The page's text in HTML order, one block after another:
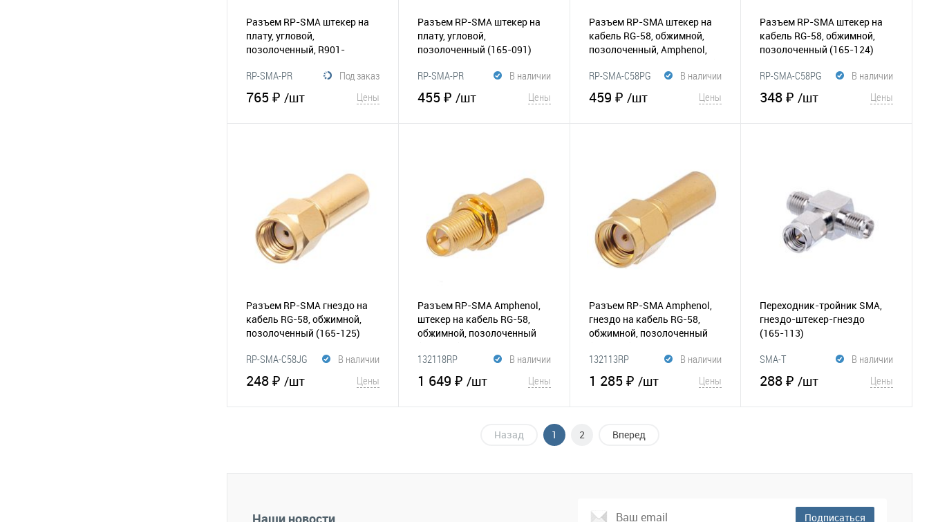
Разъем RP-SMA штекер на
плату, угловой,
позолоченный, R901-
(165-070)
Под заказ
RP-SMA-PR
765 ₽ /шт Цены
Сравнение
Разъем RP-SMA штекер на
плату, угловой,
позолоченный (165-091)
В наличии
RP-SMA-PR
455 ₽ /шт Цены
Сравнение
Разъем RP-SMA штекер на
кабель RG-58, обжимной,
позолоченный, Amphenol,
В наличии
RP-SMA-C58PG
459 ₽ /шт Цены
Сравнение
Разъем RP-SMA штекер на
кабель RG-58, обжимной,
позолоченный (165-124)
В наличии
RP-SMA-C58PG
348 ₽/шт Цены
Разъем RP-SMA гнездо на
кабель RG-58, обжимной,
позолоченный (165-125)
В наличии
RP-SMA-C58JG
248 ₽ /шт Цены
Разъем RP-SMA Amphenol,
штекер на кабель RG-58,
обжимной, позолоченный
В наличии
132118RP
1 649 ₽ /шт Цены
В корзину
Разъем RP-SMA Amphenol,
гнездо на кабель RG-58,
обжимной, позолоченный
В наличии
132113RP
1 285 ₽ /шт Цены
Переходник-тройник SMA,
гнездо-штекер-гнездо
(165-113)
В наличии
SMA-T
288 ₽/шт Цены
Назад 1 2 Вперед
Наши новости Подписаться